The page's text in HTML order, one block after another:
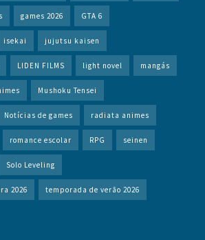
games 2026 GTA 6
isekai jujutsu kaisen
LIDEN FILMS light novel mangás
Mushoku Tensei
Notícias de games radiata animes
romance escolar RPG seinen
Solo Leveling
2026 temporada de verão 2026